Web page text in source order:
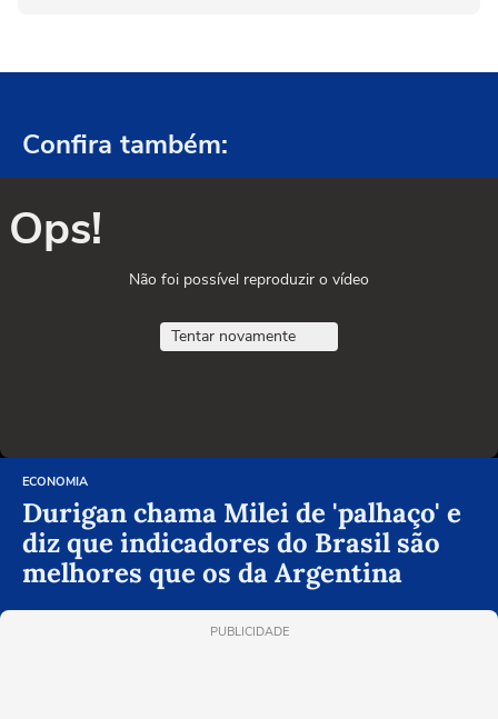
Confira também:
Ops!
Não foi possível reproduzir o vídeo
Tentar novamente
ECONOMIA
Durigan chama Milei de 'palhaço' e
diz que indicadores do Brasil são
melhores que os da Argentina
PUBLICIDADE